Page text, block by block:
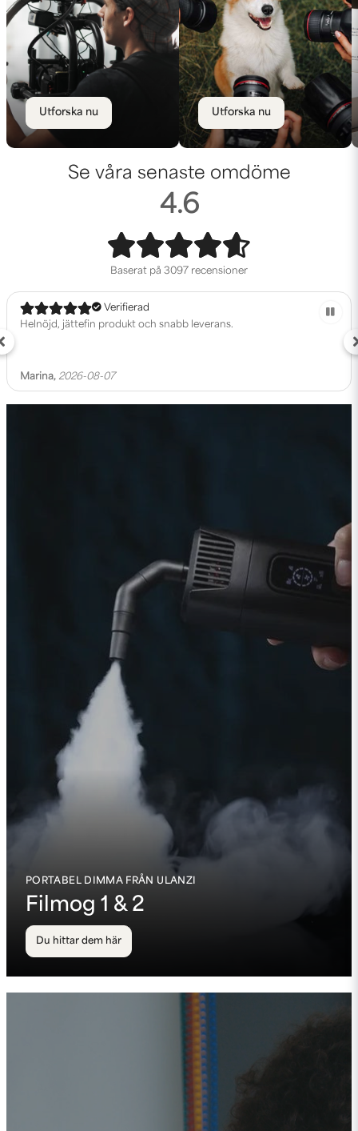
Utforska nu Utforska nu
Se våra senaste omdöme
4.6
Baserat på 3097 recensioner
Verifierad
Helnöjd, jättefin produkt och snabb leverans.
Marina, 2026-08-07
Filmog 1 & 2
PORTABEL DIMMA FRÅN ULANZI
Du hittar dem här